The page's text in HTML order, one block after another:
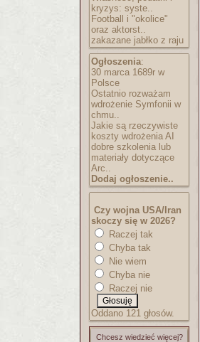
kryzys: syste..
Football i "okolice"
oraz aktorst..
zakazane jabłko z raju
Ogłoszenia:
30 marca 1689r w
Polsce
Ostatnio rozważam
wdrożenie Symfonii w
chmu..
Jakie są rzeczywiste
koszty wdrożenia AI
dobre szkolenia lub
materiały dotyczące
Arc..
Dodaj ogłoszenie..
Czy wojna USA/Iran
skoczy się w 2026?
Raczej tak
Chyba tak
Nie wiem
Chyba nie
Raczej nie
Oddano 121 głosów.
Chcesz wiedzieć więcej?